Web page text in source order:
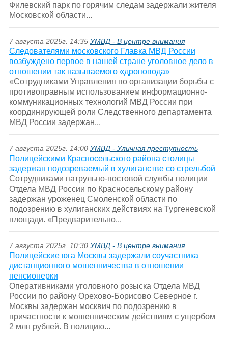
Филевский парк по горячим следам задержали жителя
Московской области...
7 августа 2025г. 14:35 УМВД - В центре внимания
Следователями московского Главка МВД России
возбуждено первое в нашей стране уголовное дело в
отношении так называемого «дроповода»
«Сотрудниками Управления по организации борьбы с
противоправным использованием информационно-
коммуникационных технологий МВД России при
координирующей роли Следственного департамента
МВД России задержан...
7 августа 2025г. 14:00 УМВД - Уличная преступность
Полицейскими Красносельского района столицы
задержан подозреваемый в хулиганстве со стрельбой
Сотрудниками патрульно-постовой службы полиции
Отдела МВД России по Красносельскому району
задержан уроженец Смоленской области по
подозрению в хулиганских действиях на Тургеневской
площади. «Предварительно...
7 августа 2025г. 10:30 УМВД - В центре внимания
Полицейские юга Москвы задержали соучастника
дистанционного мошенничества в отношении
пенсионерки
Оперативниками уголовного розыска Отдела МВД
России по району Орехово-Борисово Северное г.
Москвы задержан москвич по подозрению в
причастности к мошенническим действиям с ущербом
2 млн рублей. В полицию...